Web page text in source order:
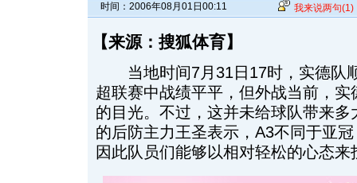
时间：2006年08月01日00:11 我来说两句(1)
【来源：搜狐体育】
当地时间7月31日17时，实德队
超联赛中战绩平平，但外战当前，
的目光。不过，这并未给球队带来
的后防主力王圣表示，A3不同于亚
因此队员们能够以相对轻松的心态